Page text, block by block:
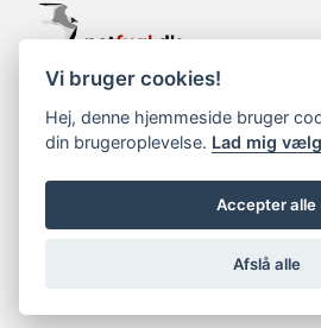
support@netfugl.dk
copyright © 2002-2023
Vi bruger cookies!
Hej, denne hjemmeside bruger
din brugeroplevelse. Lad mig
Accepter alle
Afslå alle